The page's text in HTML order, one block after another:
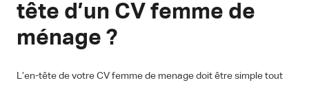
tête d’un CV femme de
ménage ?
L’en-tête de votre CV femme de menage doit être simple tout